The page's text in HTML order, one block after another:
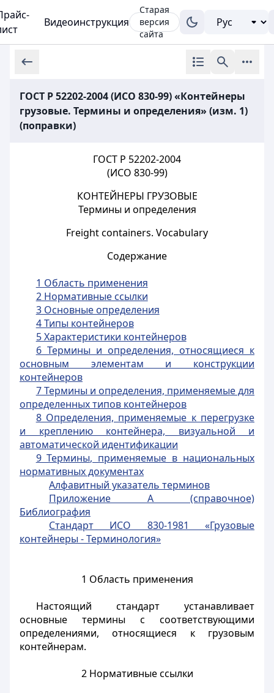
Видеоинструкция
Старая
версия
сайта
ГОСТ Р 52202-2004 (ИСО 830-99) «Контейнеры
грузовые. Термины и определения» (изм. 1)
(поправки)
ГОСТ Р 52202-2004
(ИСО 830-99)
КОНТЕЙНЕРЫ ГРУЗОВЫЕ
Термины и определения
Freight containers. Vocabulary
Содержание
1 Область применения
2 Нормативные ссылки
3 Основные определения
4 Типы контейнеров
5 Характеристики контейнеров
6 Термины и определения, относящиеся к
основным элементам и конструкции
контейнеров
7 Термины и определения, применяемые для
определенных типов контейнеров
8 Определения, применяемые к перегрузке
и креплению контейнера, визуальной и
автоматической идентификации
9 Термины, применяемые в национальных
нормативных документах
Алфавитный указатель терминов
Приложение А (справочное)
Библиография
Стандарт ИСО 830-1981 «Грузовые
контейнеры - Терминология»
1 Область применения
Настоящий стандарт устанавливает
основные термины с соответствующими
определениями, относящиеся к грузовым
контейнерам.
2 Нормативные ссылки